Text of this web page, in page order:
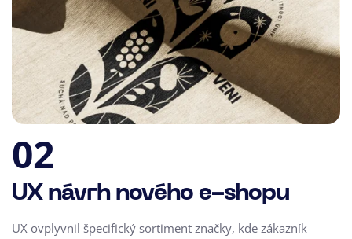
02
UX návrh nového e-shopu
UX ovplyvnil špecifický sortiment značky, kde zákazník